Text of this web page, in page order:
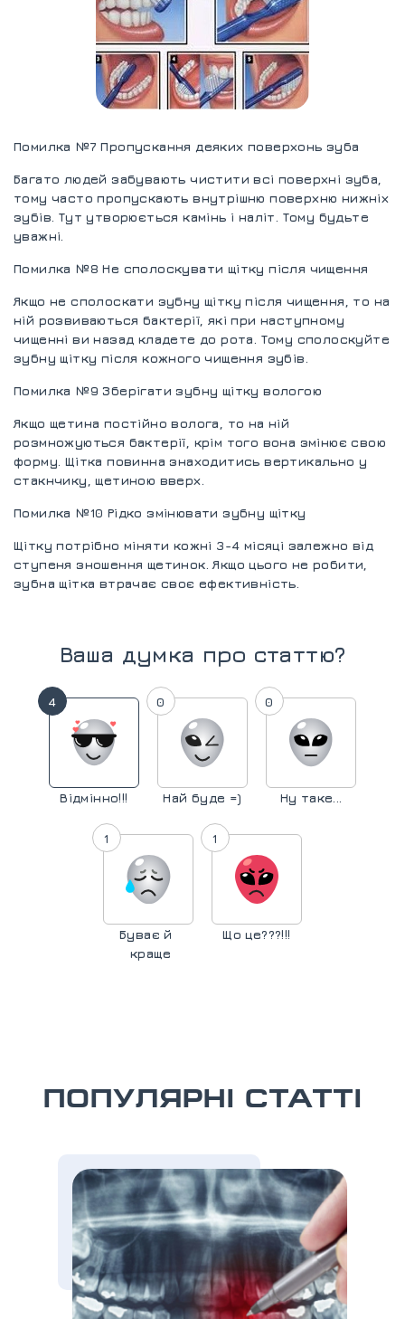
Помилка №7 Пропускання деяких поверхонь зуба
Багато людей забувають чистити всі поверхні зуба,
тому часто пропускають внутрішню поверхню нижніх
зубів. Тут утворюється камінь і наліт. Тому будьте
уважні.
Помилка №8 Не сполоскувати щітку після чищення
Якщо не сполоскати зубну щітку після чищення, то на
ній розвиваються бактерії, які при наступному
чищенні ви назад кладете до рота. Тому сполоскуйте
зубну щітку після кожного чищення зубів.
Помилка №9 Зберігати зубну щітку вологою
Якщо щетина постійно волога, то на ній
розмножуються бактерії, крім того вона змінює свою
форму. Щітка повинна знаходитись вертикально у
стакнчику, щетиною вверх.
Помилка №10 Рідко змінювати зубну щітку
Щітку потрібно міняти кожні 3-4 місяці залежно від
ступеня зношення щетинок. Якщо цього не робити,
зубна щітка втрачає своє ефективність.
Ваша думка про статтю?
4
Відмінно!!!
0
Най буде =)
0
Ну таке...
1
Буває й
краще
1
Що це???!!!
ПОПУЛЯРНІ СТАТТІ